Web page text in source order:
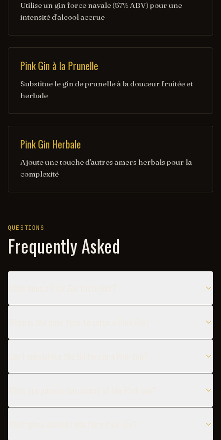
Utilise un gin force navale (57% ABV) pour une
intensité d'alcool accrue
Pink Gin à la Prunelle
Substitue le gin de prunelle à la douceur fruitée et
herbale
Pink Gin Herbale
Ajoute une touche d'autres amers herbals pour la
complexité
QUESTIONS
Frequently Asked